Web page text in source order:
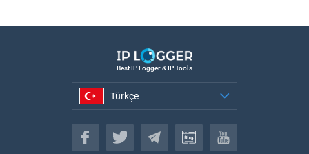
Best IP Logger & IP Tools
Türkçe
Türkçe